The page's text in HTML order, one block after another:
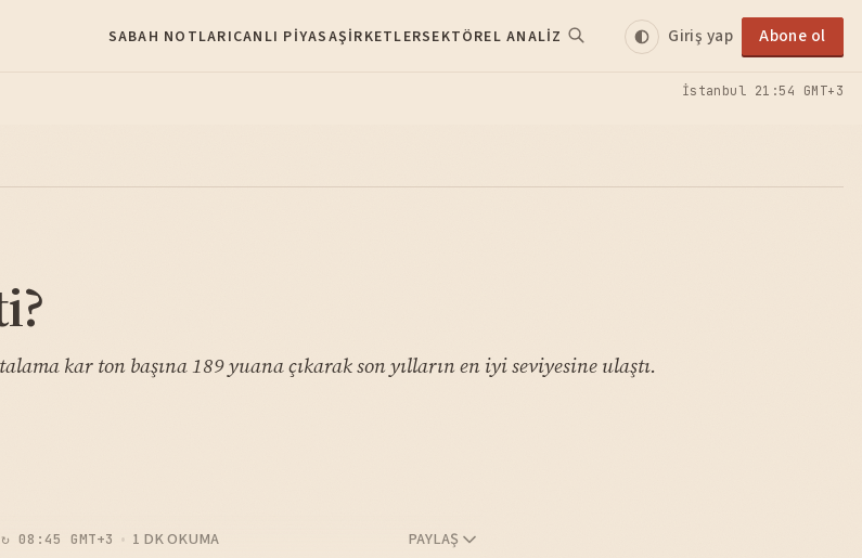
SABAH NOTLARICANLI PIYASAŞIRKETLERSEKTÖREL ANALIZ Giriş yap Abone ol
İstanbul 21:54 GMT+3
kar ton başına 189 yuana çıkarak son yılların en iyi seviyesine ulaştı.
↻ 08:45 GMT+3 1 DK OKUMA PAYLAŞ